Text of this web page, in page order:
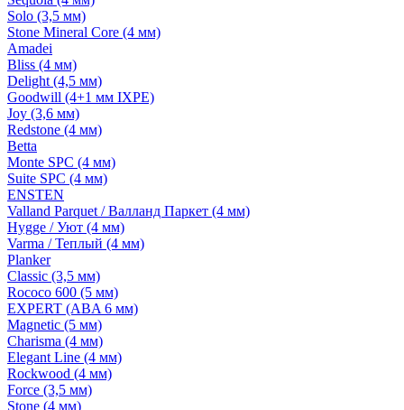
Solo (3,5 мм)
Stone Mineral Core (4 мм)
Amadei
Bliss (4 мм)
Delight (4,5 мм)
Goodwill (4+1 мм IXPE)
Joy (3,6 мм)
Redstone (4 мм)
Betta
Monte SPC (4 мм)
Suite SPC (4 мм)
ENSTEN
Valland Parquet / Валланд Паркет (4 мм)
Hygge / Уют (4 мм)
Varma / Теплый (4 мм)
Planker
Classic (3,5 мм)
Rococo 600 (5 мм)
EXPERT (ABA 6 мм)
Magnetic (5 мм)
Charisma (4 мм)
Elegant Line (4 мм)
Rockwood (4 мм)
Force (3,5 мм)
Stone (4 мм)